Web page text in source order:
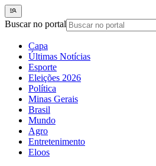
Buscar no portal
Capa
Últimas Notícias
Esporte
Eleições 2026
Política
Minas Gerais
Brasil
Mundo
Agro
Entretenimento
Eloos